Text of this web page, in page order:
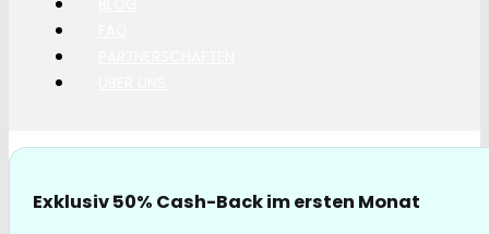
Exklusiv 50% Cash-Back im ersten Monat